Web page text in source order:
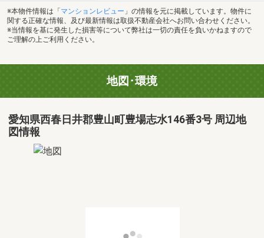
※本物件情報は「 マンションレビュー 」の情報を元に掲載しています。物件に
関する正確な情報、及び最新情報は取扱不動産会社へお問い合わせください。
※当情報を基に発生した損害等について弊社は一切の責任を負いかねますので
ご理解の上ご利用ください。
地図･環境
愛知県西春日井郡豊山町豊場志水146番3号 周辺地
図情報